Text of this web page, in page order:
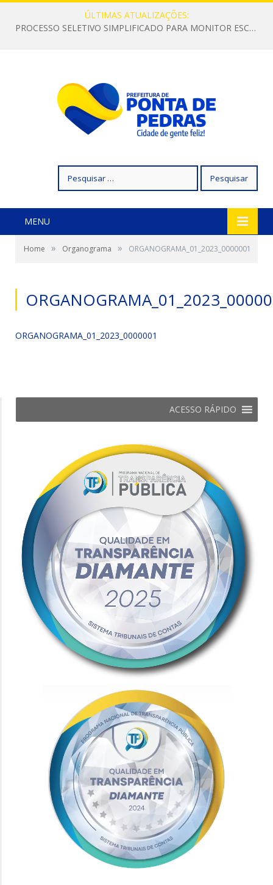
ÚLTIMAS ATUALIZAÇÕES:
PROCESSO SELETIVO SIMPLIFICADO PARA MONITOR ESCOLAR
por:
MENU
Home » Organograma » ORGANOGRAMA_01_2023_0000001
ORGANOGRAMA_01_2023_0000001
ACESSO RÁPIDO